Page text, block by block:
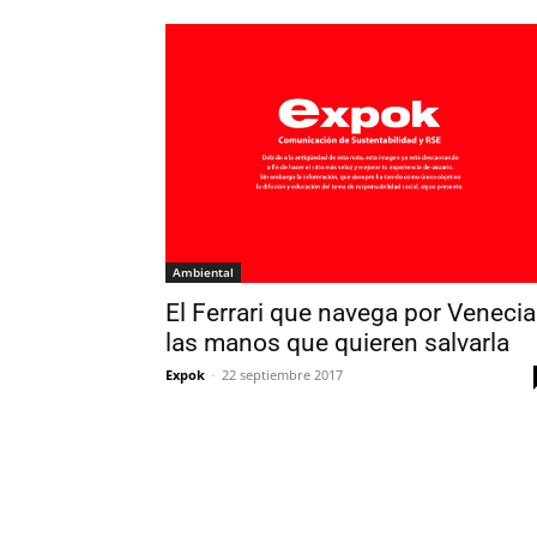
Ambiental
El Ferrari que navega por
las manos que quieren salvarla
Expok - 22 septiembre 2017